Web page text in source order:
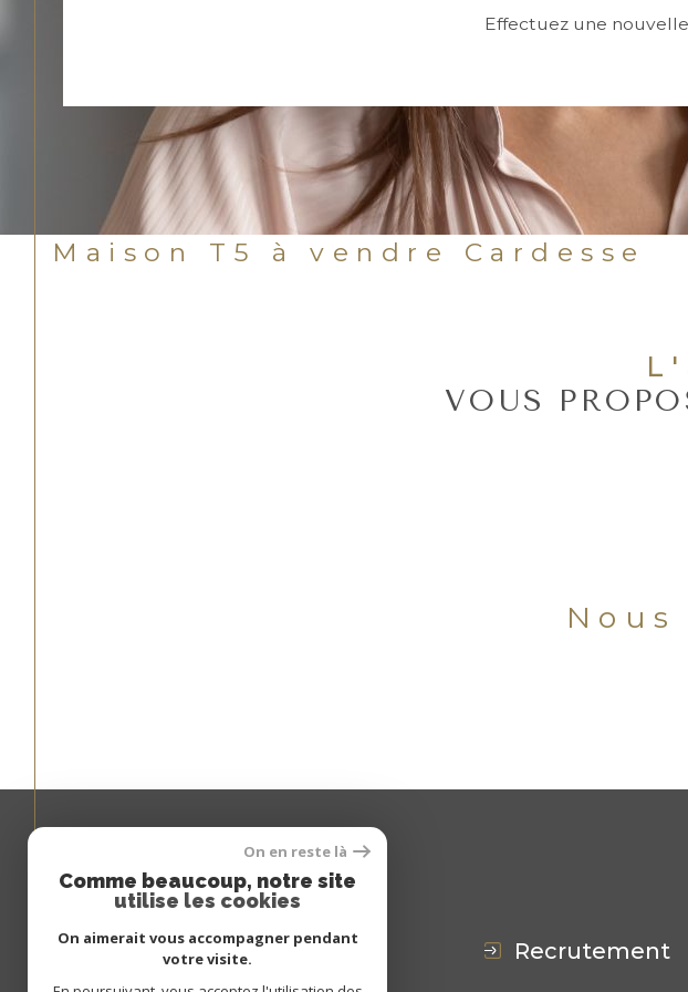
Effectuez une
Maison T5 à vendre Cardesse
VOUS
Espace
PROPRIÉTAIRE
se connecter recrutement
On en reste là
Comme beaucoup, notre site
utilise les cookies
On aimerait vous accompagner pendant
votre visite.